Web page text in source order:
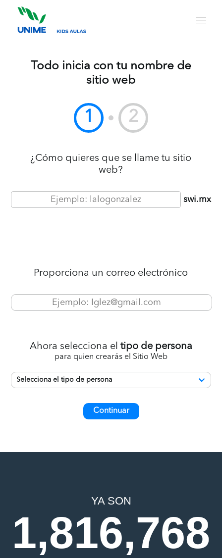
Todo inicia con tu nombre de
sitio web
1 2
¿Cómo quieres que se llame tu sitio
web?
swi.mx
Proporciona un correo electrónico
Ahora selecciona el tipo de persona
para quien crearás el Sitio Web
Selecciona el tipo de persona
Continuar
YA SON
1,816,768